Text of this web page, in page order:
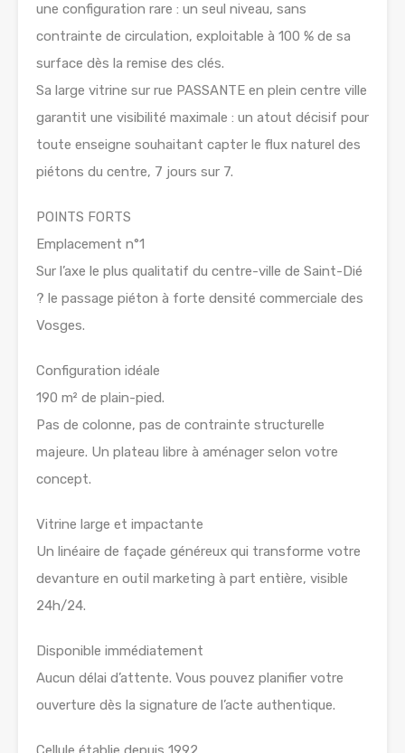
une configuration rare : un seul niveau, sans
contrainte de circulation, exploitable à 100 % de sa
surface dès la remise des clés.
Sa large vitrine sur rue PASSANTE en plein centre ville
garantit une visibilité maximale : un atout décisif pour
toute enseigne souhaitant capter le flux naturel des
piétons du centre, 7 jours sur 7.
POINTS FORTS
Emplacement n°1
Sur l’axe le plus qualitatif du centre-ville de Saint-Dié
? le passage piéton à forte densité commerciale des
Vosges.
Configuration idéale
190 m² de plain-pied.
Pas de colonne, pas de contrainte structurelle
majeure. Un plateau libre à aménager selon votre
concept.
Vitrine large et impactante
Un linéaire de façade généreux qui transforme votre
devanture en outil marketing à part entière, visible
24h/24.
Disponible immédiatement
Aucun délai d’attente. Vous pouvez planifier votre
ouverture dès la signature de l’acte authentique.